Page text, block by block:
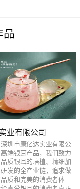
品
业有限公司
圳市康亿达实业有限公
端银耳产品，我们致力
质银耳的培植、精细加
发的全产业链，追求做
质和完美的消费者体